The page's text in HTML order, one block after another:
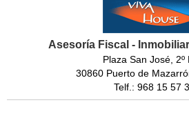
Asesoría Fiscal -
Plaza San José, 2º
30860 Puerto de
Telf.: 968 15 57